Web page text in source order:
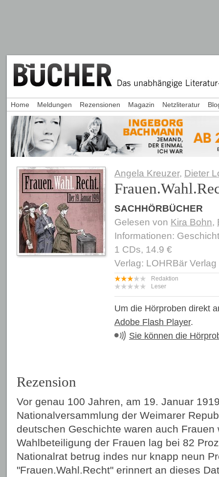
Angela Kreuzer, Dieter
SACHHÖRBÜCHER
Gelesen von Kira Bohn,
Informationen:
1 CDs, 14.9 €
Verlag: LOHRBär Verlag
Redaktion
Leser
Um die Hörproben direkt
Adobe Flash Player.
Sie können die
Rezension
Vor genau 100 Jahren, am 19. Januar
Nationalversammlung der Weimarer
deutschen Geschichte waren auch Frauen
Wahlbeteiligung der Frauen lag bei 82
Nationalrat betrug indes nur knapp neun
"Frauen.Wahl.Recht" erinnert an dieses
Home Meldungen Rezensionen Magazin Netzliteratur